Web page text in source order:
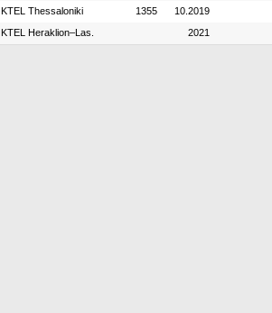
KTEL Thessaloniki 1355 10.2019
KTEL Heraklion–Las. 2021